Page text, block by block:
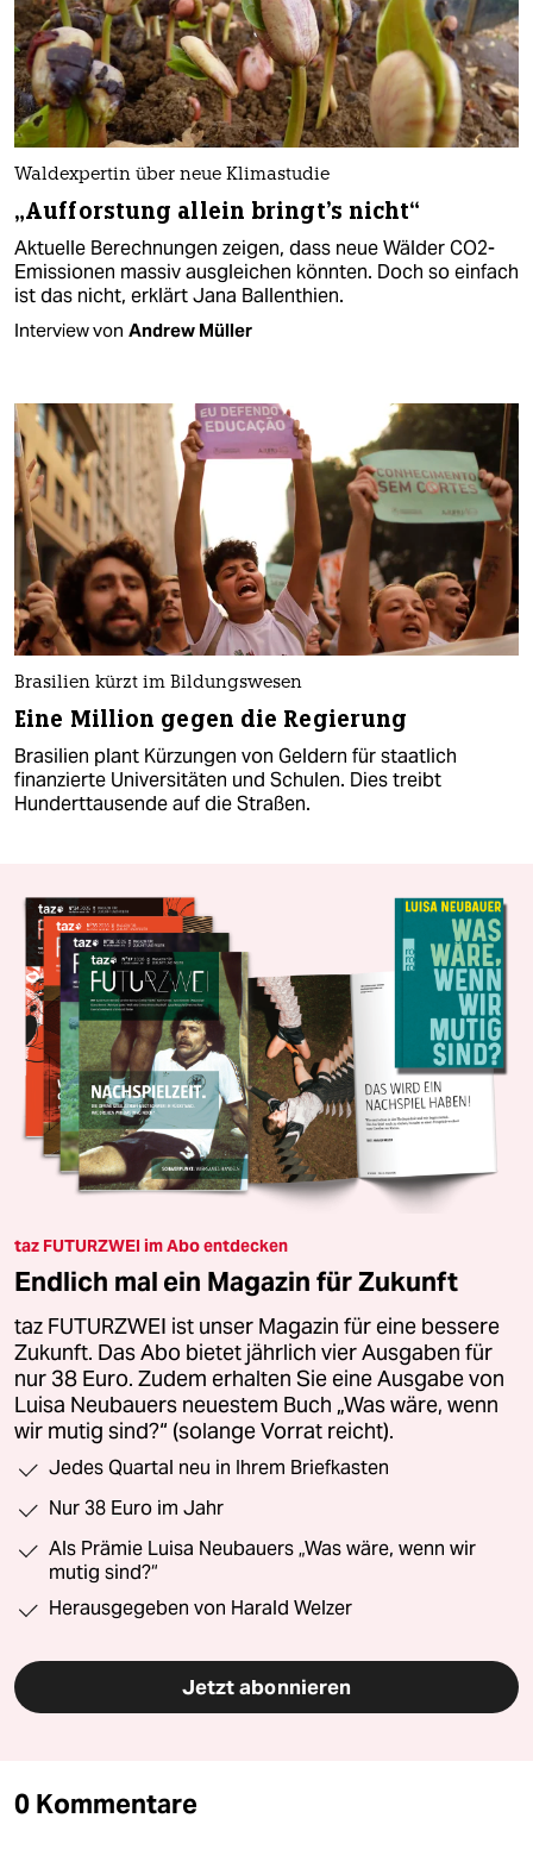
Waldexpertin über neue Klimastudie
„Aufforstung allein bringt's nicht“
Aktuelle Berechnungen zeigen, dass neue Wälder CO2-
Emissionen massiv ausgleichen könnten. Doch so einfach
ist das nicht, erklärt Jana Ballenthien.
Interview von Andrew Müller
Brasilien kürzt im Bildungswesen
Eine Million gegen die Regierung
Brasilien plant Kürzungen von Geldern für staatlich
finanzierte Universitäten und Schulen. Dies treibt
Hunderttausende auf die Straßen.
taz FUTURZWEI im Abo entdecken
Endlich mal ein Magazin für Zukunft
taz FUTURZWEI ist unser Magazin für eine bessere
Zukunft. Das Abo bietet jährlich vier Ausgaben für
nur 38 Euro. Zudem erhalten Sie eine Ausgabe von
Luisa Neubauers neuestem Buch „Was wäre, wenn
wir mutig sind?“ (solange Vorrat reicht).
Jedes Quartal neu in Ihrem Briefkasten
Nur 38 Euro im Jahr
Als Prämie Luisa Neubauers „Was wäre, wenn wir
mutig sind?“
Herausgegeben von Harald Welzer
Jetzt abonnieren
0 Kommentare